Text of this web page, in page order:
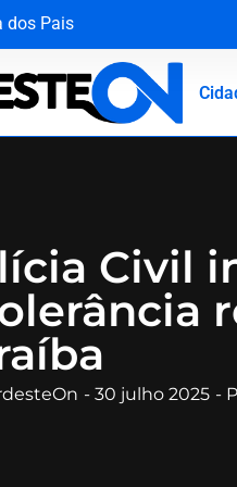
dos Pais
rede criminosa que
em dinheiro vivo é
garoto vítima de
Civil
- 30 julho 2025 -